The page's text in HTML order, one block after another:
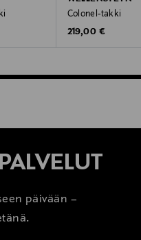
Colonel-takki
Original Price
219,00 €
päivään –